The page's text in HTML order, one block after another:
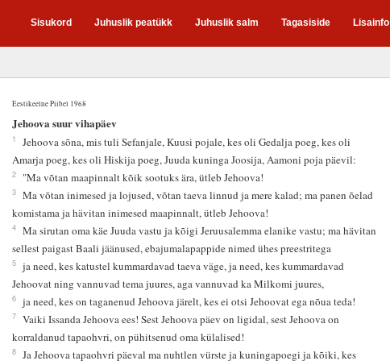
Sisukord Juhuslik peatükk Juhuslik salm Tagasiside Lisainfo
Eestikeelne Piibel 1968
Jehoova suur vihapäev
1
Jehoova sõna, mis tuli Sefanjale, Kuusi pojale, kes oli Gedalja poeg, kes oli
Amarja poeg, kes oli Hiskija poeg, Juuda kuninga Joosija, Aamoni poja päevil:
2 "Ma võtan maapinnalt kõik sootuks ära, ütleb Jehoova!
3
Ma võtan inimesed ja lojused, võtan taeva linnud ja mere kalad; ma panen õelad
komistama ja hävitan inimesed maapinnalt, ütleb Jehoova!
4
Ma sirutan oma käe Juuda vastu ja kõigi Jeruusalemma elanike vastu; ma hävitan
sellest paigast Baali jäänused, ebajumalapappide nimed ühes preestritega
5
ja need, kes katustel kummardavad taeva väge, ja need, kes kummardavad
Jehoovat ning vannuvad tema juures, aga vannuvad ka Milkomi juures,
6 ja need, kes on taganenud Jehoova järelt, kes ei otsi Jehoovat ega nõua teda!
7
Vaiki Issanda Jehoova ees! Sest Jehoova päev on ligidal, sest Jehoova on
korraldanud tapaohvri, on pühitsenud oma külalised!
8 Ja Jehoova tapaohvri päeval ma nuhtlen vürste ja kuningapoegi ja kõiki, kes